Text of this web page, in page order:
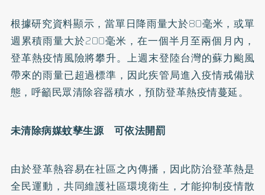
根據研究資料顯示，當單日降雨量大於80毫米，或單
週累積雨量大於200毫米，在一個半月至兩個月內，
登革熱疫情風險將攀升。上週末登陸台灣的蘇力颱風
帶來的雨量已超過標準，因此疾管局進入疫情戒備狀
態，呼籲民眾清除容器積水，預防登革熱疫情蔓延。
未清除病媒蚊孳生源 可依法開罰
由於登革熱容易在社區之內傳播，因此防治登革熱是
全民運動，共同維護社區環境衛生，才能抑制疫情散